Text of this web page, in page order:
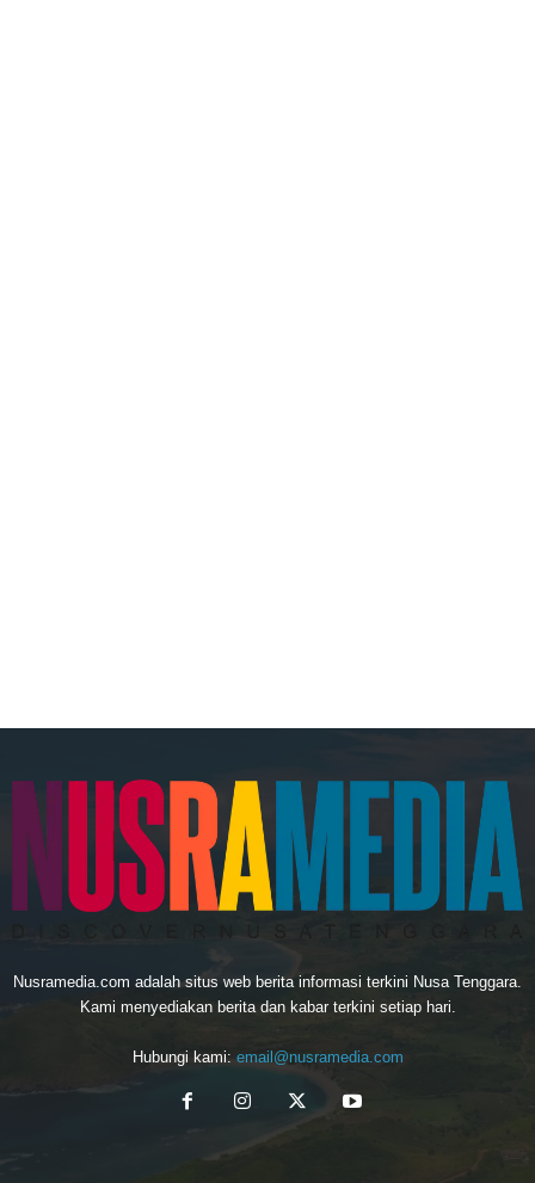
Nusramedia.com adalah situs web berita informasi terkini Nusa Tenggara.
Kami menyediakan berita dan kabar terkini setiap hari.
Hubungi kami: email@nusramedia.com